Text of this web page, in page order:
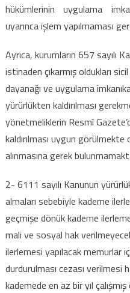
hükümlerinin uygulama
uyarınca işlem yapılmaması
Ayrıca, kurumların 657 sayılı
istinaden çıkarmış oldukları
dayanağı ve uygulama
yürürlükten kaldırılması
yönetmeliklerin Resmî
kaldırılması uygun
alınmasına gerek
2- 6111 sayılı Kanunun
almaları sebebiyle kademe
geçmişe dönük kademe
mali ve sosyal hak
ilerlemesi yapılacak memurlar
durdurulması cezası verilmesi
kademede en az bir yıl